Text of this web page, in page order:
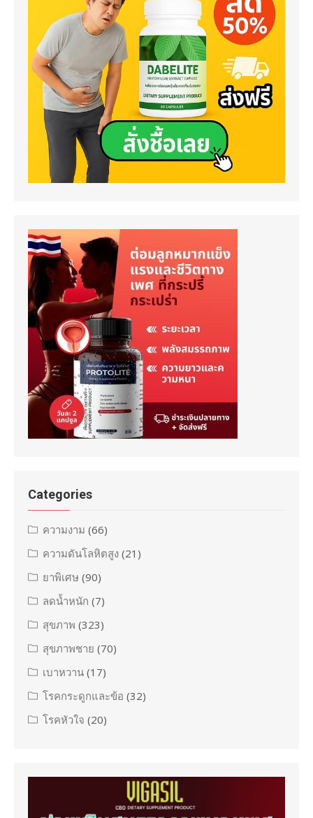
Categories
ความงาม (66)
ความดันโลหิตสูง (21)
ยาพิเศษ (90)
ลดน้ำหนัก (7)
สุขภาพ (323)
สุขภาพชาย (70)
เบาหวาน (17)
โรคกระดูกและข้อ (32)
โรคหัวใจ (20)